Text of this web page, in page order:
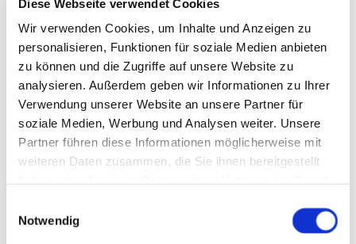
Diese Webseite verwendet Cookies
Wir verwenden Cookies, um Inhalte und Anzeigen zu
personalisieren, Funktionen für soziale Medien anbieten
zu können und die Zugriffe auf unsere Website zu
analysieren. Außerdem geben wir Informationen zu Ihrer
Verwendung unserer Website an unsere Partner für
soziale Medien, Werbung und Analysen weiter. Unsere
Partner führen diese Informationen möglicherweise mit
weiteren Daten zusammen, die Sie ihnen bereitgestellt
Notwendig
(Sonderfertigung)
Peter hatte den Wunsch einen Bier-
Adventskalender für seine Kumpels zu basteln
und bekam von uns eine Sonderfertigung mit
längeren Hülsen!
Mehr lesen